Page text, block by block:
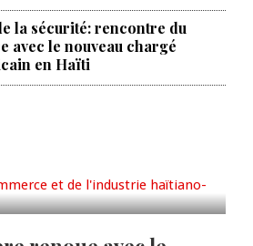
la sécurité: rencontre du
avec le nouveau chargé
en Haïti
commerce et de
africaine
le 235e
de la cérémonie du